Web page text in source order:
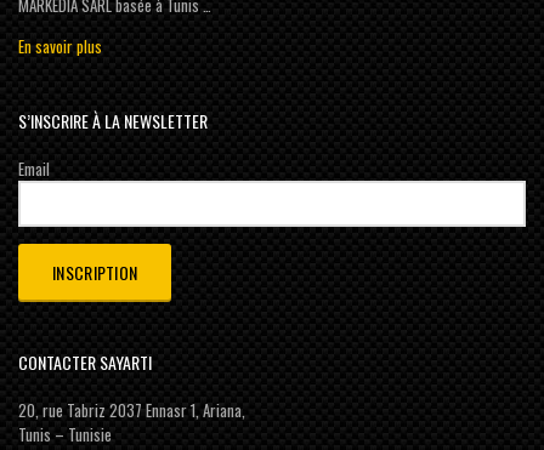
MARKEDIA SARL basée à Tunis …
En savoir plus
S’INSCRIRE À LA NEWSLETTER
Email
CONTACTER SAYARTI
20, rue Tabriz 2037 Ennasr 1, Ariana,
Tunis – Tunisie